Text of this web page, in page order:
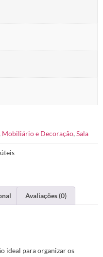
Mobiliário e Decoração,Sala
Avaliações (0)
ideal para organizar os